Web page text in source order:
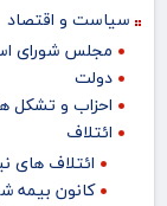
سیاست و اقتصاد
مجلس شورای
دولت
احزاب و تشکل
ائتلاف
ائتلاف های
کانون بیمه